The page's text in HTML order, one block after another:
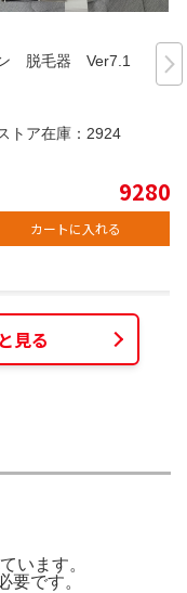
脱毛器 Ver7.1
トア在庫： 2924
9280
カートに入れる
見る
います。
要です。